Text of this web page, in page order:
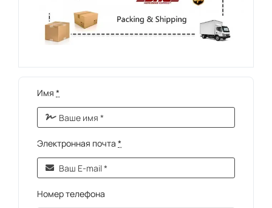
Имя *
Электронная почта*
Номер телефона